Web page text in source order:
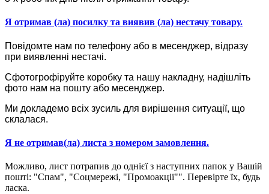
Я отримав (ла) посилку та виявив (ла) нестачу товару.
Повідомте нам по телефону або в месенджер, відразу
при виявленні нестачі.
Сфотогрофіруйте коробку та нашу накладну, надішліть
фото нам на пошту або месенджер.
Ми докладемо всіх зусиль для вирішення ситуації, що
склалася.
Я не отримав(ла) листа з номером замовлення.
Можливо, лист потрапив до однієї з наступних папок у Вашій
пошті: "Спам", "Соцмережі, "Промоакції"". Перевірте їх, будь
ласка.